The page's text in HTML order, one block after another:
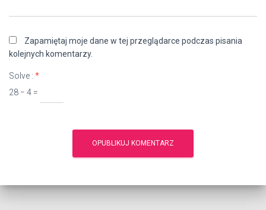
Zapamiętaj moje dane w tej przeglądarce podczas pisania
kolejnych komentarzy.
Solve : *
28 − 4 =